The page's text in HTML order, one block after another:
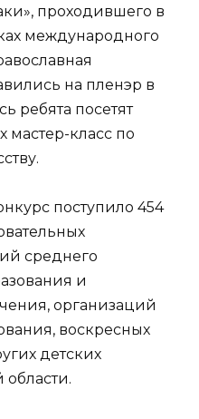
проходившего в
международного
на пленэр в
ребята посетят
мастер-класс по
поступило 454
среднего
и
организаций
воскресных
детских